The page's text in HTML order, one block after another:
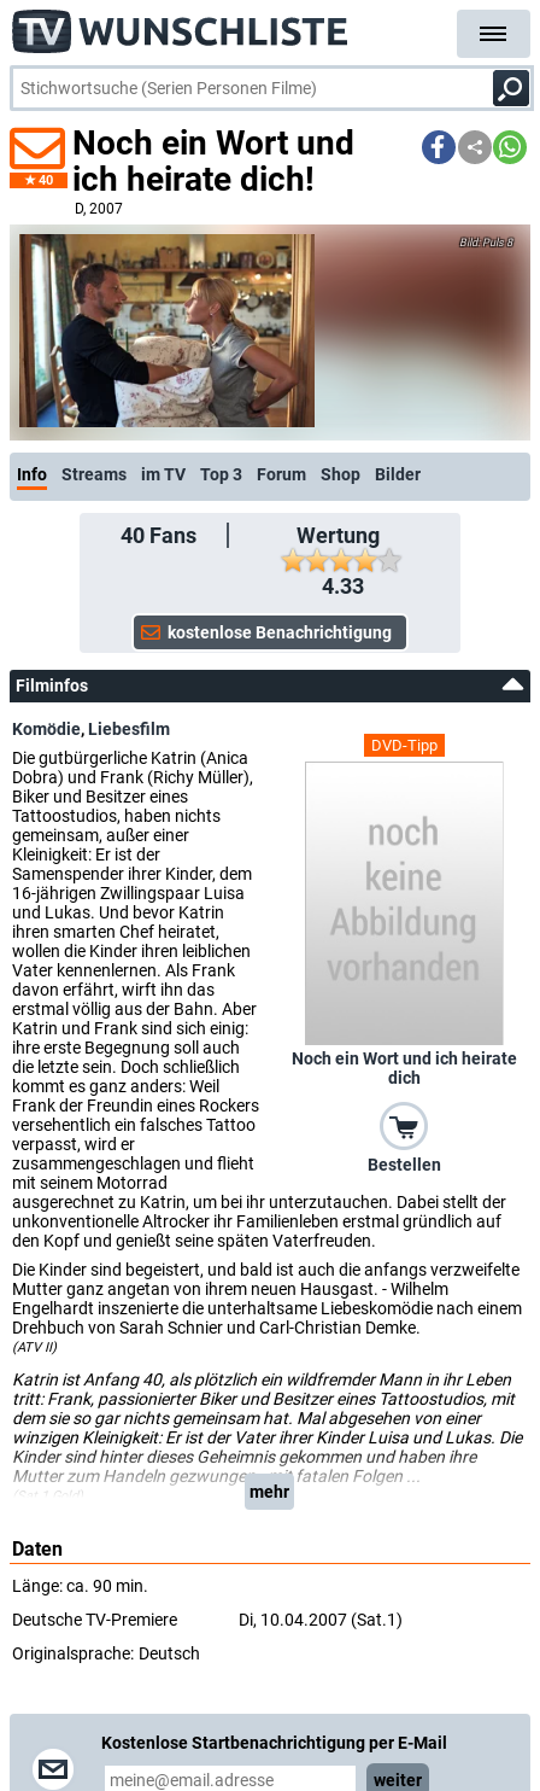
40
Noch ein Wort und
ich heirate dich!
D, 2007
Puls 8
Info Streams im TV Top 3 Forum Shop Bilder
40Fans
Wertung
4.33
Filminfos
DVD-Tipp
Noch ein Wort und ich heirate
dich
Bestellen
Komödie,Liebesfilm
Die gutbürgerliche Katrin (Anica
Dobra) und Frank (Richy Müller),
Biker und Besitzer eines
Tattoostudios, haben nichts
gemeinsam, außer einer
Kleinigkeit: Er ist der
Samenspender ihrer Kinder, dem
16-jährigen Zwillingspaar Luisa
und Lukas. Und bevor Katrin
ihren smarten Chef heiratet,
wollen die Kinder ihren leiblichen
Vater kennenlernen. Als Frank
davon erfährt, wirft ihn das
erstmal völlig aus der Bahn. Aber
Katrin und Frank sind sich einig:
ihre erste Begegnung soll auch
die letzte sein. Doch schließlich
kommt es ganz anders: Weil
Frank der Freundin eines Rockers
versehentlich ein falsches Tattoo
verpasst, wird er
zusammengeschlagen und flieht
mit seinem Motorrad
ausgerechnet zu Katrin, um bei ihr unterzutauchen. Dabei stellt der
unkonventionelle Altrocker ihr Familienleben erstmal gründlich auf
den Kopf und genießt seine späten Vaterfreuden.
Die Kinder sind begeistert, und bald ist auch die anfangs verzweifelte
Mutter ganz angetan von ihrem neuen Hausgast. - Wilhelm
Engelhardt inszenierte die unterhaltsame Liebeskomödie nach einem
Drehbuch von Sarah Schnier und Carl-Christian Demke.
(ATV II)
Katrin ist Anfang 40, als plötzlich ein wildfremder Mann in ihr Leben
tritt: Frank, passionierter Biker und Besitzer eines Tattoostudios, mit
dem sie so gar nichts gemeinsam hat. Mal abgesehen von einer
winzigen Kleinigkeit: Er ist der Vater ihrer Kinder Luisa und Lukas. Die
Kinder sind hinter dieses Geheimnis gekommen und haben ihre
Mutter zum Handeln gezwungen - mit fatalen Folgen ...
(Sat.1 Gold) mehr
Daten
Länge: ca. 90 min.
Deutsche TV-Premiere
Di, 10.04.2007 (Sat.1)
Originalsprache: Deutsch
Kostenlose Startbenachrichtigung per E-Mail
weiter